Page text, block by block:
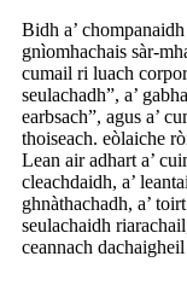
Bidh a’
gnìomhachais sàr-
cumail ri luach
seulachadh”, a’
earbsach”, agus a’
thoiseach. eòlaiche
Lean air adhart a’
cleachdaidh, a’
ghnàthachadh, a’
seulachaidh
ceannach